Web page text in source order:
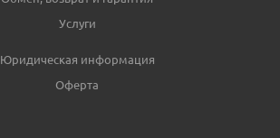
Услуги
Юридическая информация
Оферта